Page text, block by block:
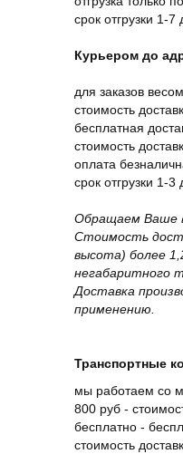
срок отгрузки 1-7
Курьером до
для заказов
стоимость
бесплатная
стоимость
оплата
срок отгрузки 1-3
Обращаем Ваше
Стоимость
высота) более
негабаритного
Доставка
применению.
Транспортные
мы работаем со
800 руб -
бесплатно -
стоимость